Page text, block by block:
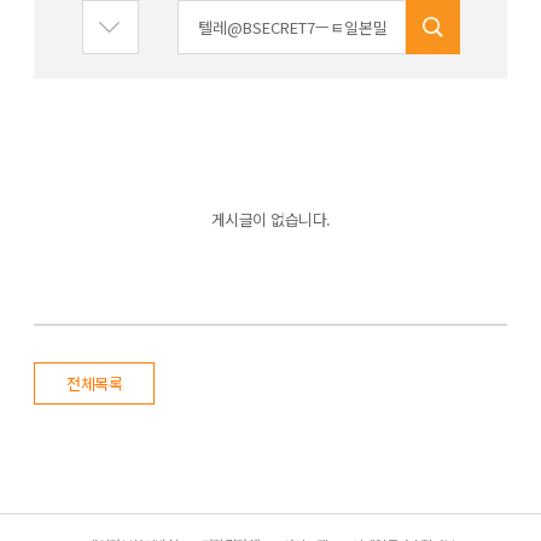
게시글이 없습니다.
전체목록